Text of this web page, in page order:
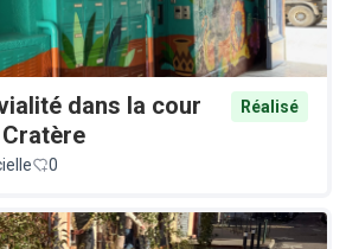
dans la cour
Réalisé
0